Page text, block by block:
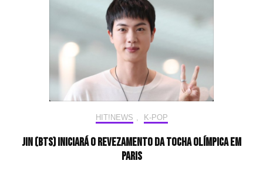
HIT!NEWS , K-POP
Jin (BTS) iniciará o revezamento da tocha olímpica em
Paris